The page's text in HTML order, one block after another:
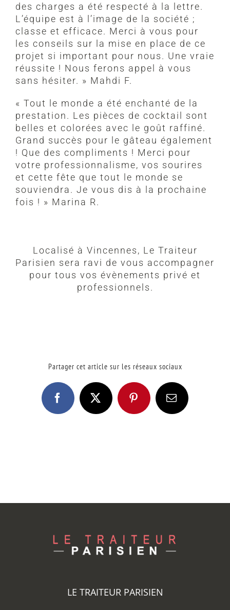
des charges a été respecté à la lettre.
L’équipe est à l’image de la société ;
classe et efficace. Merci à vous pour
les conseils sur la mise en place de ce
projet si important pour nous. Une vraie
réussite ! Nous ferons appel à vous
sans hésiter. » Mahdi F.
« Tout le monde a été enchanté de la
prestation. Les pièces de cocktail sont
belles et colorées avec le goût raffiné.
Grand succès pour le gâteau également
! Que des compliments ! Merci pour
votre professionnalisme, vos sourires
et cette fête que tout le monde se
souviendra. Je vous dis à la prochaine
fois ! » Marina R.
Localisé à Vincennes, Le Traiteur
Parisien sera ravi de vous accompagner
pour tous vos évènements privé et
professionnels.
Partager cet article sur les réseaux sociaux
Facebook
X PinterestEmail
LE TRAITEUR PARISIEN